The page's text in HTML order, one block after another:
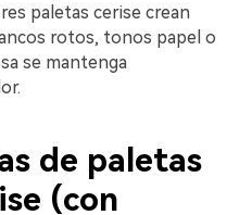
paletas cerise crean
rotos, tonos papel o
se mantenga
de paletas
(con